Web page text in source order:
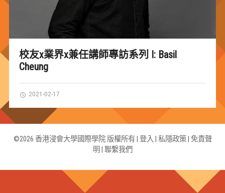
校友x業界x兼任講師專訪系列 I: Basil
Cheung
2021-02-17
©2026 香港浸會大學國際學院 版權所有 | 登入 私隱政策| 免責聲
明 聯繫我們